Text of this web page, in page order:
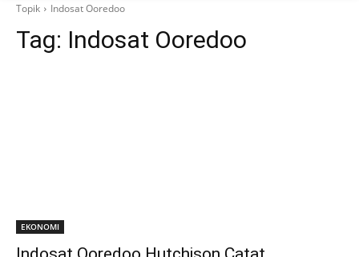
Topik Indosat Ooredoo
Tag: Indosat Ooredoo
EKONOMI